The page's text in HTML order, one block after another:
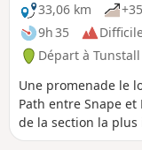
33,06 km
9h 35
Départ à
Une promenade le
Path entre Snape
de la section la
Coast Path. Elle